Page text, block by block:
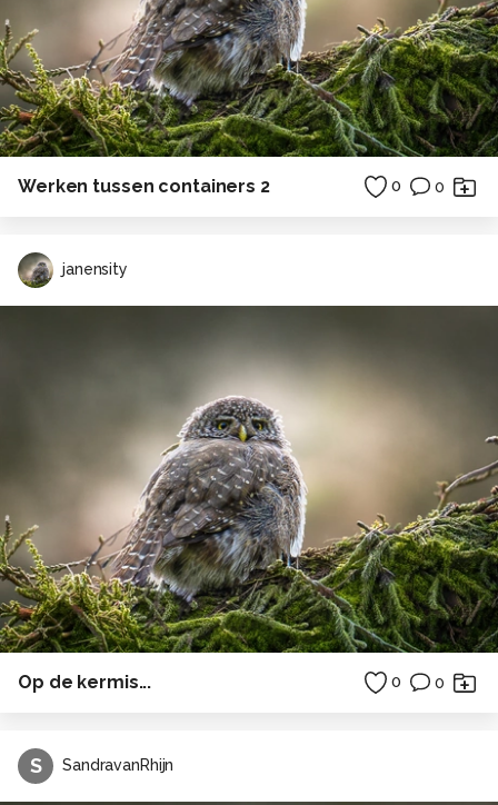
Werken tussen containers 2 0 0
janensity
Op de kermis... 0 0
S SandravanRhijn